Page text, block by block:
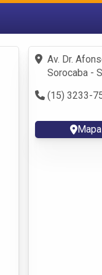
Fazer login
Criar conta
Av. Dr.
Sorocaba -
(15) 3233-
Mapa